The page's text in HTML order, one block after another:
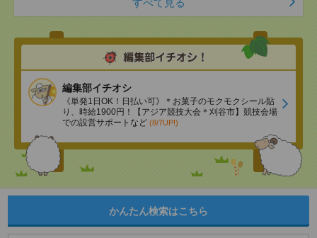
すべて見る
編集部イチオシ
《単発1日OK！日払い可》＊お菓子のモクモクシール貼
り、時給1900円！【アジア競技大会＊刈谷市】競技会場
での設営サポートなど (8/7UP!)
かんたん検索はこちら